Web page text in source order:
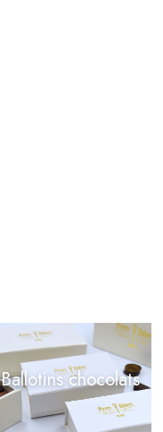
Ballotins chocolats